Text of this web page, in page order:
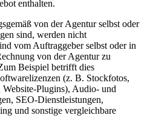
enthalten.
von der Agentur selbst oder
sind, werden nicht
vom Auftraggeber selbst oder in
von der Agentur zu
Beispiel betrifft dies
(z. B. Stockfotos,
Plugins), Audio- und
SEO-Dienstleistungen,
und sonstige vergleichbare